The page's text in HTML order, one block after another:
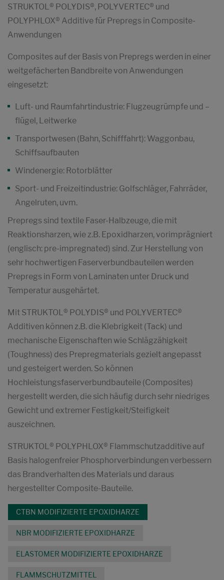
STRUKTOL® POLYDIS®, POLYVERTEC® und
POLYPHLOX® Additive für Prepregs in Composite-
Anwendungen
Composites auf der Basis von Prepregs werden in einer
weitgefächerten Bandbreite von Anwendungen
eingesetzt:
Luft- und Raumfahrtindustrie: Flugzeugrümpfe und –
flügel, Leitwerke
Transportwesen (Bahn, Schifffahrt): Waggonbau,
Schiffsaufbauten
Windenergie: Rotorblätter
Sport- und Freizeitindustrie: Golfschläger, Fahrräder,
Angelruten, uvm.
Prepregs sind textile Faser-Halbzeuge, die mit
Reaktionsharzen, wie z.B. Epoxidharzen, vorimprägniert
(englisch: pre-impregnated) sind. Zur Herstellung von
sehr hochwertigen Faserverbundbauteilen werden
Prepregs in Form von Laminaten unter Druck und
Temperatur ausgehärtet.
Mit STRUKTOL® POLYDIS® und POLYVERTEC®
Additiven können z.B. die Klebrigkeit (Tack) und
mechanische Eigenschaften wie Schlägzähigkeit
(Toughness) des Prepregmaterials gezielt angepasst
und gesteigert werden. So können
Hochleistungsfaserverbundbauteile (Composites)
hergestellt werden, die sich häufig durch sehr niedriges
Gewicht und extremer Festigkeit/Steifigkeit
auszeichnen.
STRUKTOL® POLYPHLOX® Flammschutzadditive auf
Basis halogenfreier Phosphorverbindungen verbessern
das Brandverhalten des Materials und daraus
hergestellter Composite-Bauteile.
CTBN MODIFIZIERTE EPOXIDHARZE
NBR MODIFIZIERTE EPOXIDHARZE
ELASTOMER MODIFIZIERTE EPOXIDHARZE
FLAMMSCHUTZMITTEL